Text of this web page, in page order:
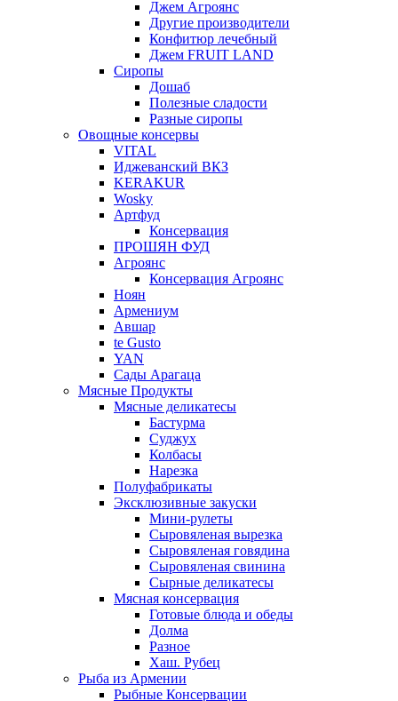
Джем Агроянс
Другие производители
Конфитюр лечебный
Джем FRUIT LAND
Сиропы
Дошаб
Полезные сладости
Разные сиропы
Овощные консервы
VITAL
Иджеванский ВКЗ
KERAKUR
Wosky
Артфуд
Консервация
ПРОШЯН ФУД
Агроянс
Консервация Агроянс
Ноян
Армениум
Авшар
te Gusto
YAN
Сады Арагаца
Мясные Продукты
Мясные деликатесы
Бастурма
Суджух
Колбасы
Нарезка
Полуфабрикаты
Эксклюзивные закуски
Мини-рулеты
Сыровяленая вырезка
Сыровяленая говядина
Сыровяленая свинина
Сырные деликатесы
Мясная консервация
Готовые блюда и обеды
Долма
Разное
Хаш. Рубец
Рыба из Армении
Рыбные Консервации